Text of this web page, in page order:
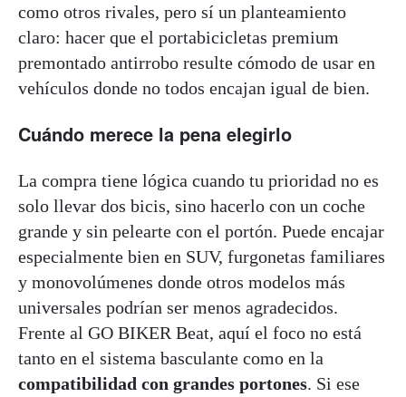
como otros rivales, pero sí un planteamiento
claro: hacer que el portabicicletas premium
premontado antirrobo resulte cómodo de usar en
vehículos donde no todos encajan igual de bien.
Cuándo merece la pena elegirlo
La compra tiene lógica cuando tu prioridad no es
solo llevar dos bicis, sino hacerlo con un coche
grande y sin pelearte con el portón. Puede encajar
especialmente bien en SUV, furgonetas familiares
y monovolúmenes donde otros modelos más
universales podrían ser menos agradecidos.
Frente al GO BIKER Beat, aquí el foco no está
tanto en el sistema basculante como en la
compatibilidad con grandes portones. Si ese